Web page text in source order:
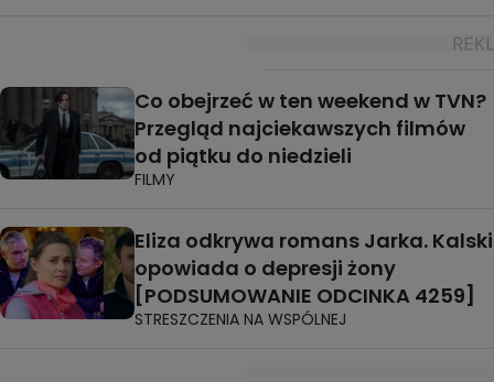
Co obejrzeć w ten weekend w TVN?
Przegląd najciekawszych filmów
od piątku do niedzieli
FILMY
Eliza odkrywa romans Jarka. Kalski
opowiada o depresji żony
[PODSUMOWANIE ODCINKA 4259]
STRESZCZENIA NA WSPÓLNEJ